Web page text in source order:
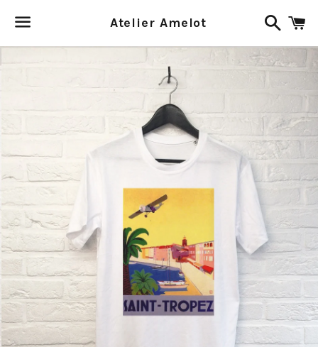
Menu
Atelier Amelot